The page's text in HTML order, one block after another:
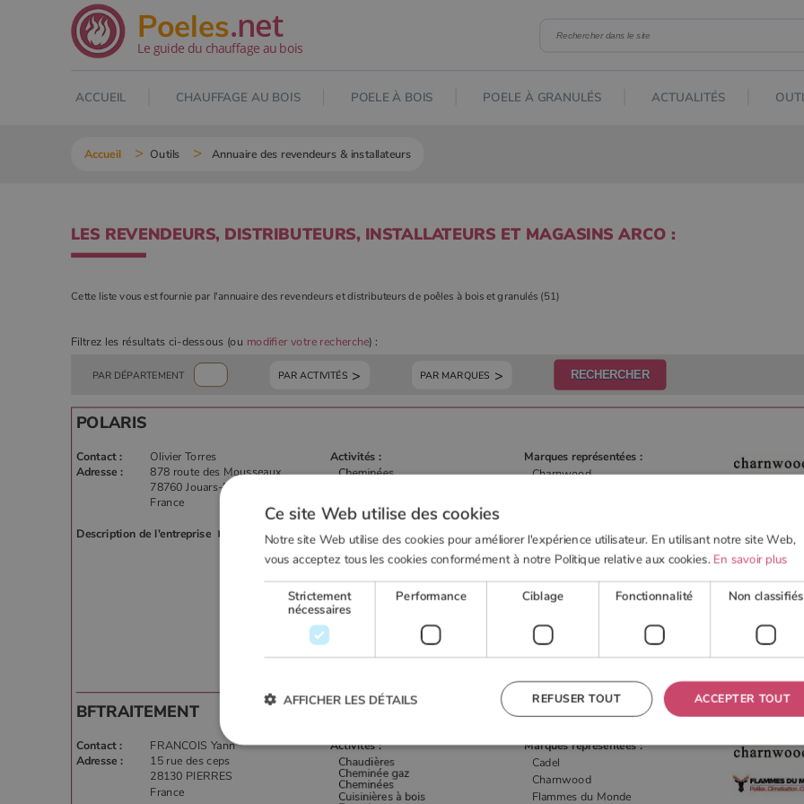
Poeles.net
Le guide du chauffage au bois
ACCUEIL CHAUFFAGE AU BOIS POELE À BOIS POELE À GRANULÉS ACTUALITÉS
Accueil Outils Annuaire des revendeurs & installateurs
LES REVENDEURS, DISTRIBUTEURS, INSTALLATEURS ET MAGASINS ARCO :
Cette liste vous est fournie par l'annuaire des revendeurs et distributeurs de poêles à bois et granulés (51)
Filtrez les résultats ci-dessous (ou modifier votre recherche) :
PAR DÉPARTEMENT PAR ACTIVITÉS PAR MARQUES
POLARIS
Contact : Olivier Torres
Adresse : 878 route des Mousseaux
78760 Jouars-Pontchartrain
France
Description de l'entreprise
Activités : Marques représentées :
Charnwood
Deville
Voir plus
N°
Afficher le n°
Visiter le site internet
BFTRAITEMENT
Contact : FRANCOIS Yann
Adresse : 15 rue des ceps
28130 PIERRES
France
Activités : Marques représentées :
Cadel
Charnwood
Flammes du Monde
Ce site Web utilise des cookies
Notre site Web utilise des cookies pour améliorer l'expérience utilisateur. En utilisant notre site Web,
vous acceptez tous les cookies conformément à notre Politique relative aux cookies.En savoir plus
Strictement
nécessaires
Performance Ciblage Fonctionnalité Non classifiés
ACCEPTER TOUT
REFUSER TOUT
AFFICHER LES DÉTAILS
Strictement nécessaires Ciblage